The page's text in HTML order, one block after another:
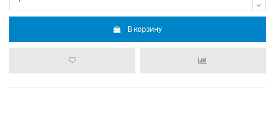
В корзину